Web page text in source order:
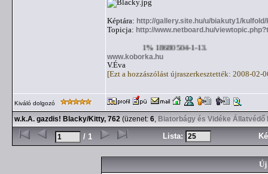
Képtára: http://gallery.site.hu/u/biakuty1/
Topicja: http://www.netboard.hu/
1% 18680504-1-13.
www.koborka.hu
V.Éva
[Ezt a hozzászólást újraszerkesztették: 2008-02-
Kiváló dolgozó
w.k.A. gazdis! Blacky/Kitty, 762 (üzenet: 6, Biatorbágy és Vidéke Állatvédő
/ 1 Lista:
Új